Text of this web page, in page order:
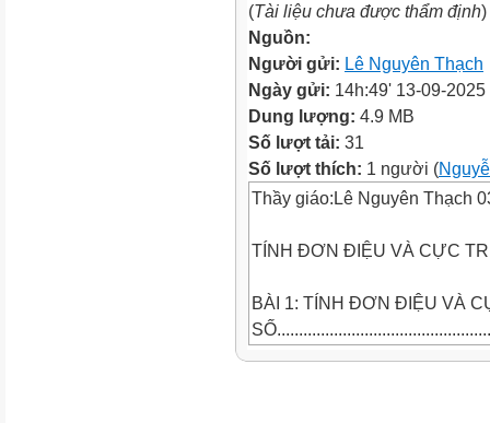
(Tài liệu chưa được thẩm định)
Nguồn:
Người gửi: Lê Nguyên Thạch
Ngày gửi: 14h:49' 13-09-2025
Dung lượng: 4.9 MB
Số lượt tải: 31
Số lượt thích: 1 người (
Thầy giáo:Lê Nguyên Thạch
TÍNH ĐƠN ĐIỆU VÀ CỰC
BÀI 1: TÍNH ĐƠN ĐIỆU VÀ